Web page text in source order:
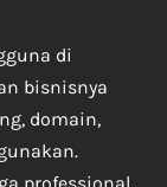
di
bisnisnya
domain,